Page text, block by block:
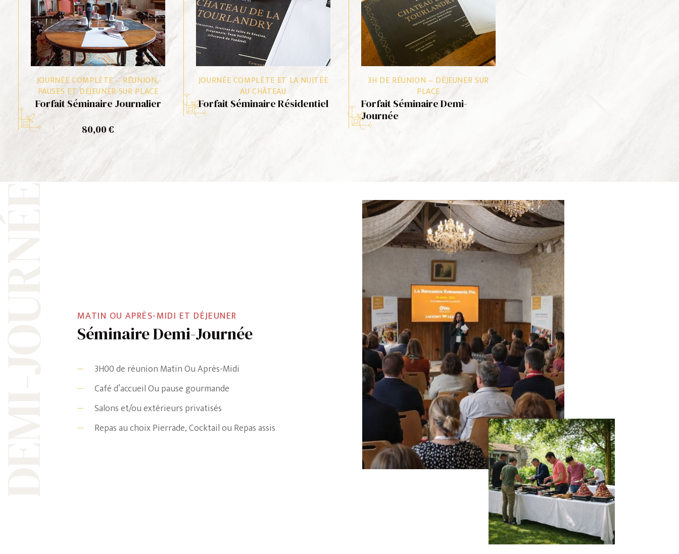
AJOUTER AU PANIER
Forfait Séminaire Journalier
80,00€
JOURNÉE COMPLÈTE – RÉUNION,
PAUSES ET DÉJEUNER SUR PLACE
RÉSERVER
Forfait Séminaire Résidentiel
JOURNÉE COMPLÈTE ET LA NUITÉE
AU CHÂTEAU
Forfait Séminaire Demi-
Journée
3H DE RÉUNION – DÉJEUNER SUR
PLACE
Séminaire Demi-Journée
MATIN OU APRÈS-MIDI ET DÉJEUNER
3H00 de réunion Matin Ou Après-Midi
Café d’accueil Ou pause gourmande
Salons et/ou extérieurs privatisés
Repas au choix Pierrade, Cocktail ou Repas assis